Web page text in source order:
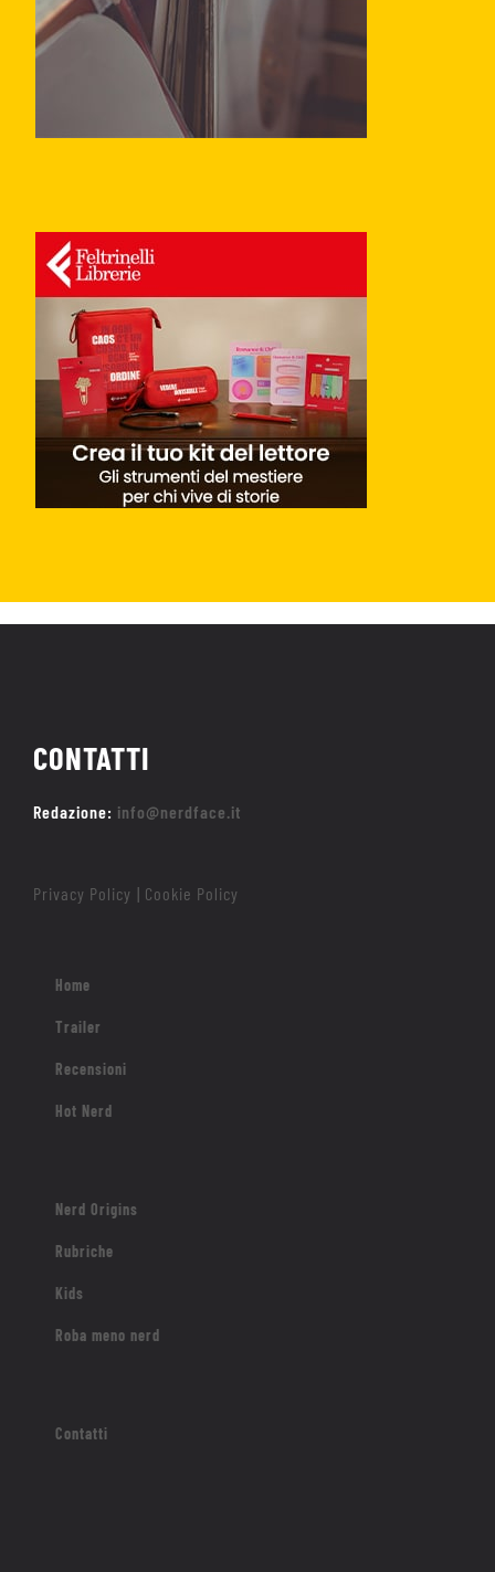
CONTATTI
Redazione: info@nerdface.it
Privacy Policy Cookie Policy
Home
Trailer
Recensioni
Hot Nerd
Nerd Origins
Rubriche
Kids
Roba meno nerd
Contatti